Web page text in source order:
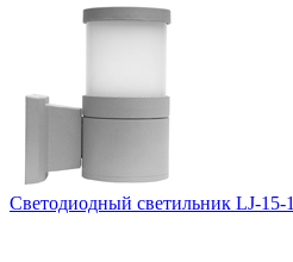
Светодиодный светильник LJ-15-1